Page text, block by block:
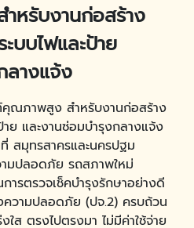
หรับงานก่อสร้าง
บบไฟและป้าย
างแจ้ง
คุณภาพสูง สำหรับงานก่อสร้าง
ย และงานซ่อมบำรุงกลางแจ้ง
สมุทรสาครและนครปฐม
ามปลอดภัย รถสภาพใหม่
ารตรวจเช็คบำรุงรักษาอย่างดี
ความปลอดภัย (ปจ.2) ครบถ้วน
ใส ตรงไปตรงมา ไม่มีค่าใช้จ่าย